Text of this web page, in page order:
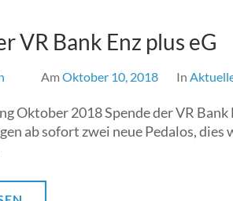
VR Bank Enz plus eG
Am Oktober 10, 2018 In
Oktober 2018 Spende der VR Bank
ab sofort zwei neue Pedalos,